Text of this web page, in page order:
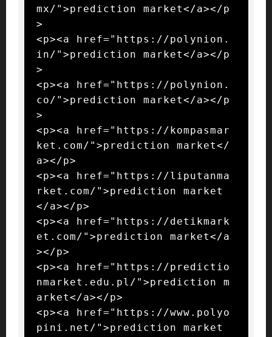
mx/">prediction market</a></p
>
<p><a href="https://polynion.
in/">prediction market</a></p
>
<p><a href="https://polynion.
co/">prediction market</a></p
>
<p><a href="https://kompasmar
ket.com/">prediction market</
a></p>
<p><a href="https://liputanma
rket.com/">prediction market
</a></p>
<p><a href="https://detikmark
et.com/">prediction market</a
></p>
<p><a href="https://predictio
nmarket.edu.pl/">prediction m
arket</a></p>
<p><a href="https://www.polyo
pini.net/">prediction market